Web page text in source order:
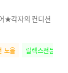
★각자의 컨디션
노을 릴렉스전문 새롬